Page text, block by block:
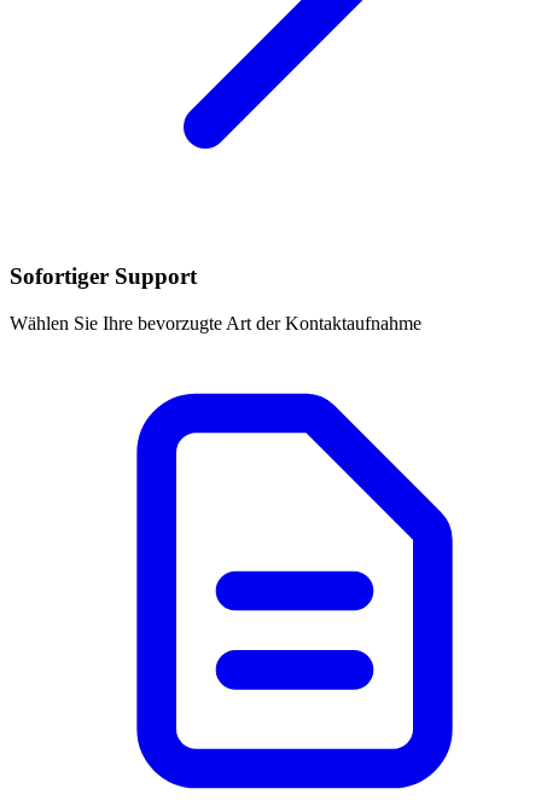
Sofortiger Support
Wählen Sie Ihre bevorzugte Art der Kontaktaufnahme